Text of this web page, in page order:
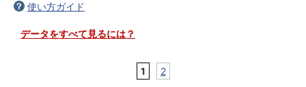
使い方ガイド
データをすべて見るには？
1 2